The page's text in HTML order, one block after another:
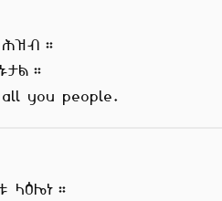
you people.
ላዕሌነ።